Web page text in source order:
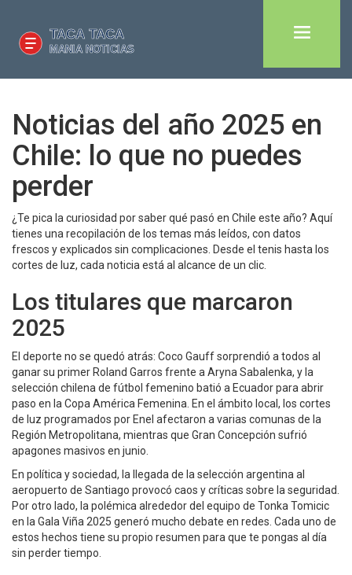
Noticias del año 2025 en
Chile: lo que no puedes
perder
¿Te pica la curiosidad por saber qué pasó en Chile este año? Aquí
tienes una recopilación de los temas más leídos, con datos
frescos y explicados sin complicaciones. Desde el tenis hasta los
cortes de luz, cada noticia está al alcance de un clic.
Los titulares que marcaron
2025
El deporte no se quedó atrás: Coco Gauff sorprendió a todos al
ganar su primer Roland Garros frente a Aryna Sabalenka, y la
selección chilena de fútbol femenino batió a Ecuador para abrir
paso en la Copa América Femenina. En el ámbito local, los cortes
de luz programados por Enel afectaron a varias comunas de la
Región Metropolitana, mientras que Gran Concepción sufrió
apagones masivos en junio.
En política y sociedad, la llegada de la selección argentina al
aeropuerto de Santiago provocó caos y críticas sobre la seguridad.
Por otro lado, la polémica alrededor del equipo de Tonka Tomicic
en la Gala Viña 2025 generó mucho debate en redes. Cada uno de
estos hechos tiene su propio resumen para que te pongas al día
sin perder tiempo.